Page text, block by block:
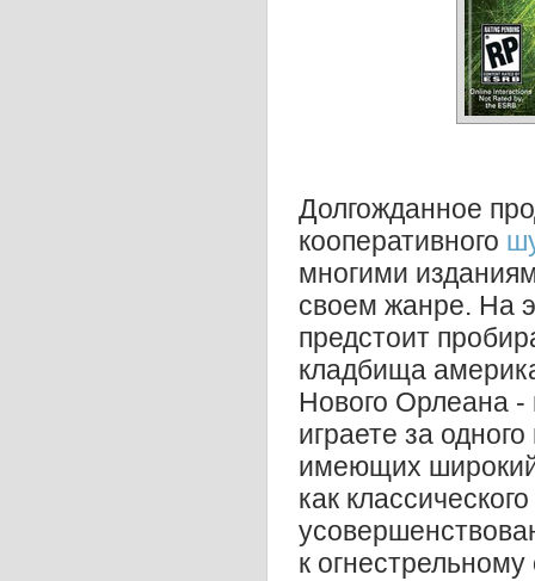
Долгожданное
кооперативного
многими
своем жанре. На
предстоит
кладбища
Нового Орлеана
играете за
имеющих широкий
как
к